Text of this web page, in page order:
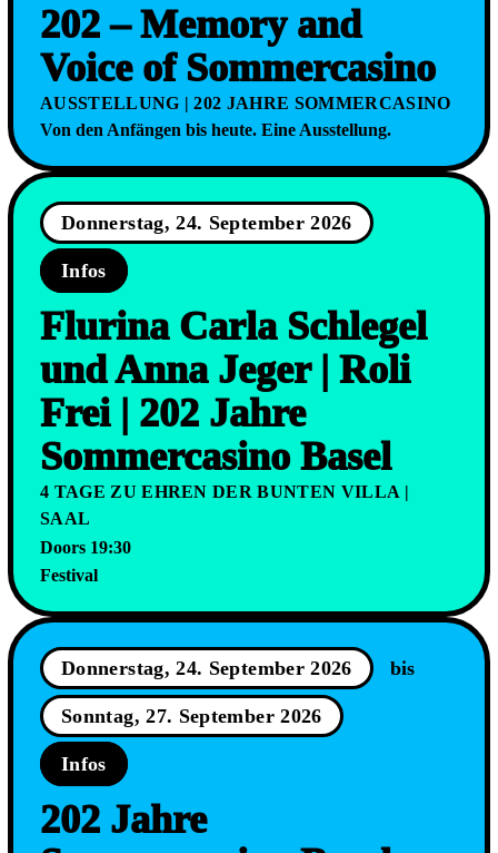
202 – Memory and
Voice of Sommercasino
AUSSTELLUNG | 202 JAHRE SOMMERCASINO
Von den Anfängen bis heute. Eine Ausstellung.
Donnerstag, 24. September 2026
Infos
Flurina Carla Schlegel
und Anna Jeger | Roli
Frei | 202 Jahre
Sommercasino Basel
4 TAGE ZU EHREN DER BUNTEN VILLA |
SAAL
Doors 19:30
Festival
Donnerstag, 24. September 2026 bis
Sonntag, 27. September 2026
Infos
202 Jahre